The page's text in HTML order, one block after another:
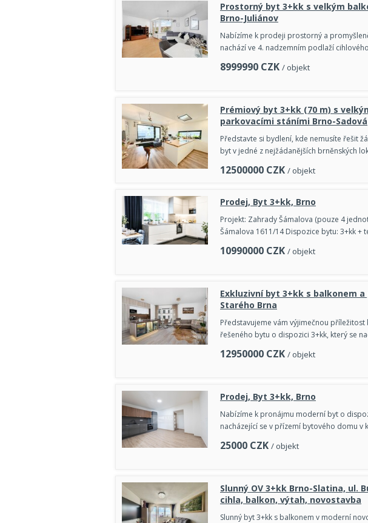
Prostorný byt 3+kk s velkým
Brno-Juliánov
Nabízíme k prodeji prostorný a
nachází ve 4. nadzemním podlaží
8999990 CZK / objekt
Prémiový byt 3+kk (70 m) s
parkovacími stáními Brno-Sadová
Představte si bydlení, kde nemusíte řešit
byt v jedné z nejžádanějších brněnských
12500000 CZK / objekt
Prodej, Byt 3+kk, Brno
Projekt: Zahrady Šámalova (pouze 4
Šámalova 1611/14 Dispozice bytu: 3+kk +
10990000 CZK / objekt
Exkluzivní byt 3+kk s balkonem
Starého Brna
Představujeme vám výjimečnou
řešeného bytu o dispozici 3+kk, který se
12950000 CZK / objekt
Prodej, Byt 3+kk, Brno
Nabízíme k pronájmu moderní byt o
nacházející se v přízemí bytového domu v
25000 CZK / objekt
Slunný OV 3+kk Brno-Slatina, ul.
cihla, balkon, výtah, novostavba
Slunný byt 3+kk s balkonem v moderní